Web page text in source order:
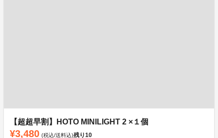
【超超早割】HOTO MINILIGHT 2 ×１個
¥3,480 (税込/送料込)残り10